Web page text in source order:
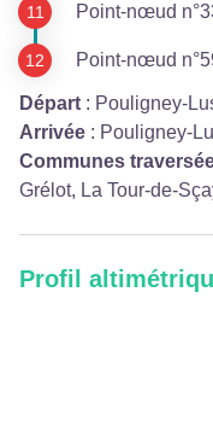
Point-nœud
Point-nœud
Départ : Pouligney-
Arrivée : Pouligney-
Communes
Grélot, La Tour-de-
Profil